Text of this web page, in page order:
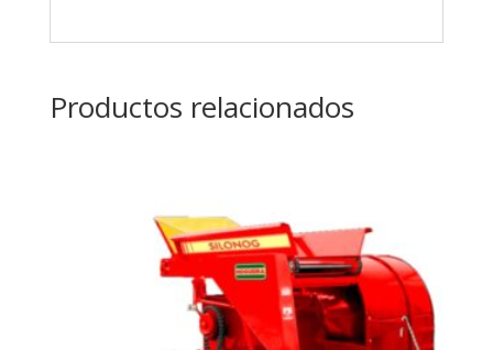
Productos relacionados